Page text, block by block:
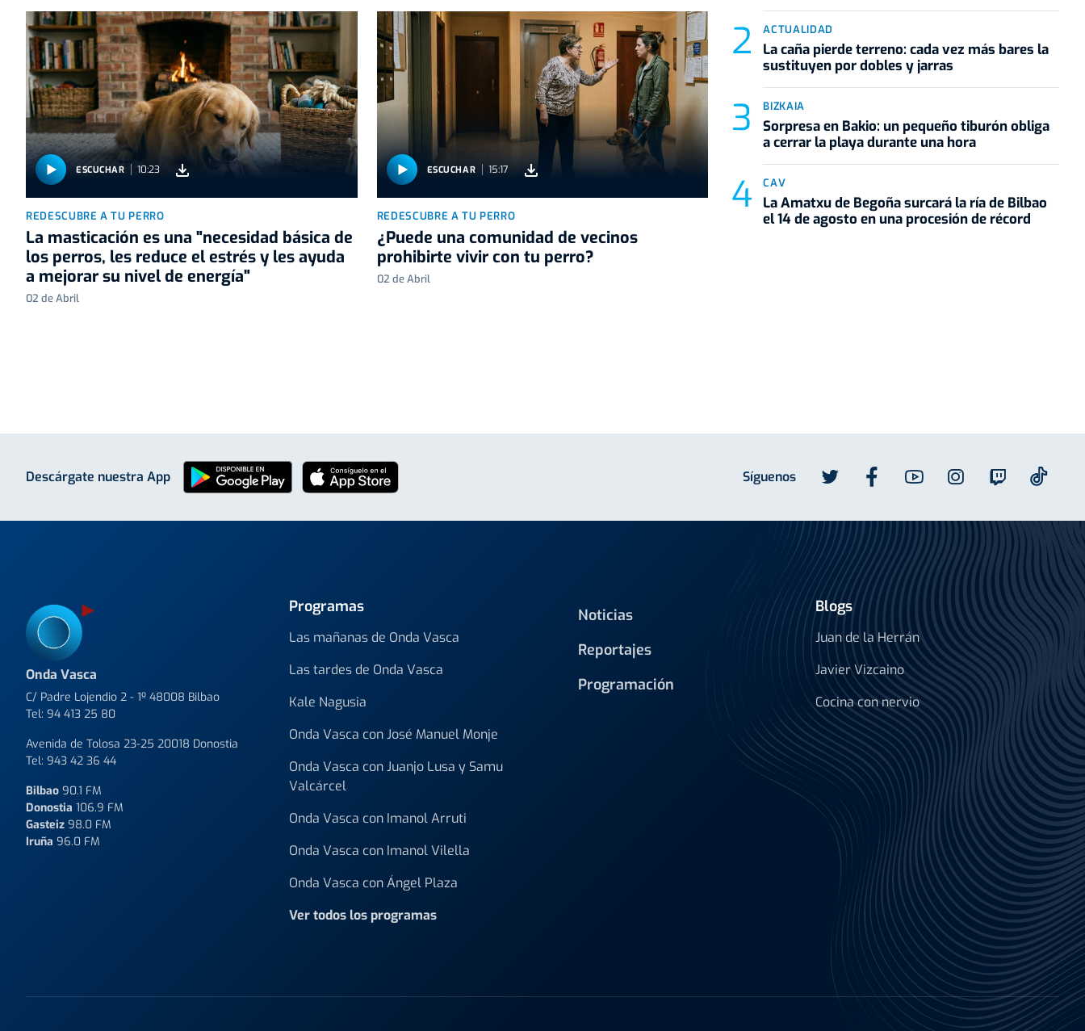
ESCUCHAR 10:23
REDESCUBRE A TU PERRO
La masticación es una "necesidad básica de
los perros, les reduce el estrés y les ayuda
a mejorar su nivel de energía"
02 de Abril
ESCUCHAR 15:17
REDESCUBRE A TU PERRO
¿Puede una comunidad de vecinos
prohibirte vivir con tu perro?
02 de Abril
ACTUALIDAD
La caña pierde terreno: cada vez más bares la
sustituyen por dobles y jarras
BIZKAIA
Sorpresa en Bakio: un pequeño tiburón obliga
a cerrar la playa durante una hora
CAV
La Amatxu de Begoña surcará la ría de Bilbao
el 14 de agosto en una procesión de récord
Síguenos
Descárgate nuestra App
Programas
Las mañanas de Onda Vasca
Las tardes de Onda Vasca
Kale Nagusia
Onda Vasca con José Manuel Monje
Onda Vasca con Juanjo Lusa y Samu
Valcárcel
Onda Vasca con Imanol Arruti
Onda Vasca con Imanol Vilella
Onda Vasca con Ángel Plaza
Ver todos los programas
Noticias
Reportajes
Programación
Blogs
Juan de la Herrán
Javier Vizcaino
Cocina con nervio
Onda Vasca
C/ Padre Lojendio 2 - 1º 48008 Bilbao
Tel: 94 413 25 80
Avenida de Tolosa 23-25 20018 Donostia
Tel: 943 42 36 44
Bilbao 90.1 FM
Donostia 106.9 FM
Gasteiz 98.0 FM
Iruña 96.0 FM